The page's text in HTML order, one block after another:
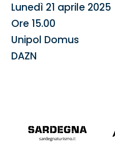
Lunedì 21 aprile 2025
Ore 15.00
Unipol Domus
DAZN